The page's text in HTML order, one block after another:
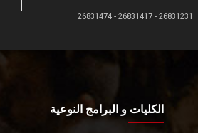
26831231 - 26831417 - 26831474
الكليات و البرامج النوعية